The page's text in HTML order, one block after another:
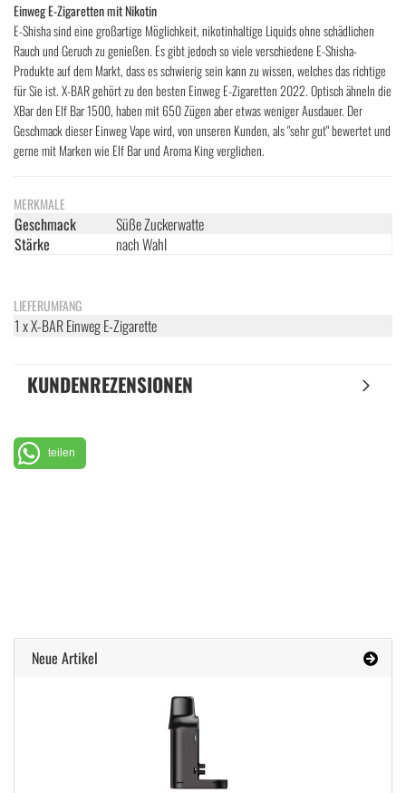
Einweg E-Zigaretten mit Nikotin
E-Shisha sind eine großartige Möglichkeit, nikotinhaltige Liquids ohne schädlichen
Rauch und Geruch zu genießen. Es gibt jedoch so viele verschiedene E-Shisha-
Produkte auf dem Markt, dass es schwierig sein kann zu wissen, welches das richtige
für Sie ist. X-BAR gehört zu den besten Einweg E-Zigaretten 2022. Optisch ähneln die
XBar den Elf Bar 1500, haben mit 650 Zügen aber etwas weniger Ausdauer. Der
Geschmack dieser Einweg Vape wird, von unseren Kunden, als "sehr gut" bewertet und
gerne mit Marken wie Elf Bar und Aroma King verglichen.
MERKMALE
Geschmack
Süße Zuckerwatte
Stärke
nach Wahl
LIEFERUMFANG
1 x X-BAR Einweg E-Zigarette
KUNDENREZENSIONEN
teilen
Neue Artikel